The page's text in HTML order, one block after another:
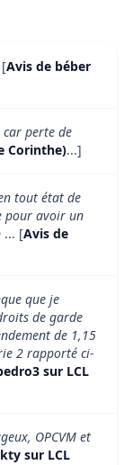
[Avis de béber
perte de
Corinthe)...]
tout état de
pour avoir un
... [Avis de
que je
de garde
de 1,15
2 rapporté ci-
sur LCL
OPCVM et
sur LCL